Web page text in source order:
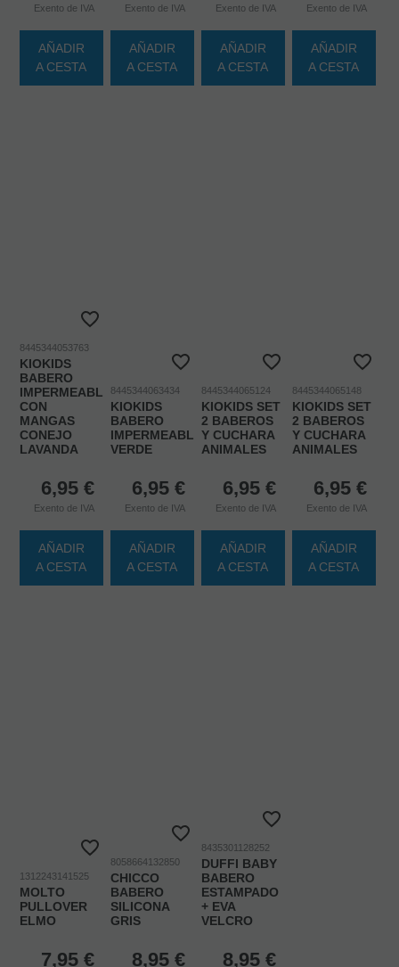
Exento de IVA
AÑADIR
A CESTA
Exento de IVA
AÑADIR
A CESTA
Exento de IVA
AÑADIR
A CESTA
Exento de IVA
AÑADIR
A CESTA
8445344053763
KIOKIDS
BABERO
IMPERMEABLE
CON
MANGAS
CONEJO
LAVANDA
6,95 €
Exento de IVA
AÑADIR
A CESTA
8445344063434
KIOKIDS
BABERO
IMPERMEABLE
VERDE
6,95 €
Exento de IVA
AÑADIR
A CESTA
8445344065124
KIOKIDS SET
2 BABEROS
Y CUCHARA
ANIMALES
6,95 €
Exento de IVA
AÑADIR
A CESTA
8445344065148
KIOKIDS SET
2 BABEROS
Y CUCHARA
ANIMALES
6,95 €
Exento de IVA
AÑADIR
A CESTA
1312243141525
MOLTO
PULLOVER
ELMO
7,95 €
8058664132850
CHICCO
BABERO
SILICONA
GRIS
8,95 €
8435301128252
DUFFI BABY
BABERO
ESTAMPADO
+ EVA
VELCRO
8,95 €